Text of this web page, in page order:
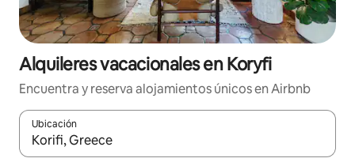
Alquileres vacacionales en Koryfi
Encuentra y reserva alojamientos únicos en Airbnb
Ubicación
Cuando los resultados estén disponibles, navega con las